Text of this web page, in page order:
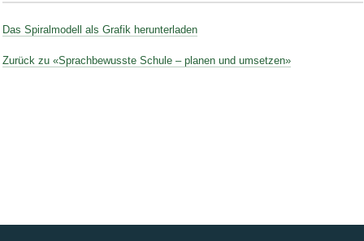
Das Spiralmodell als Grafik herunterladen
Zurück zu «Sprachbewusste Schule – planen und umsetzen»